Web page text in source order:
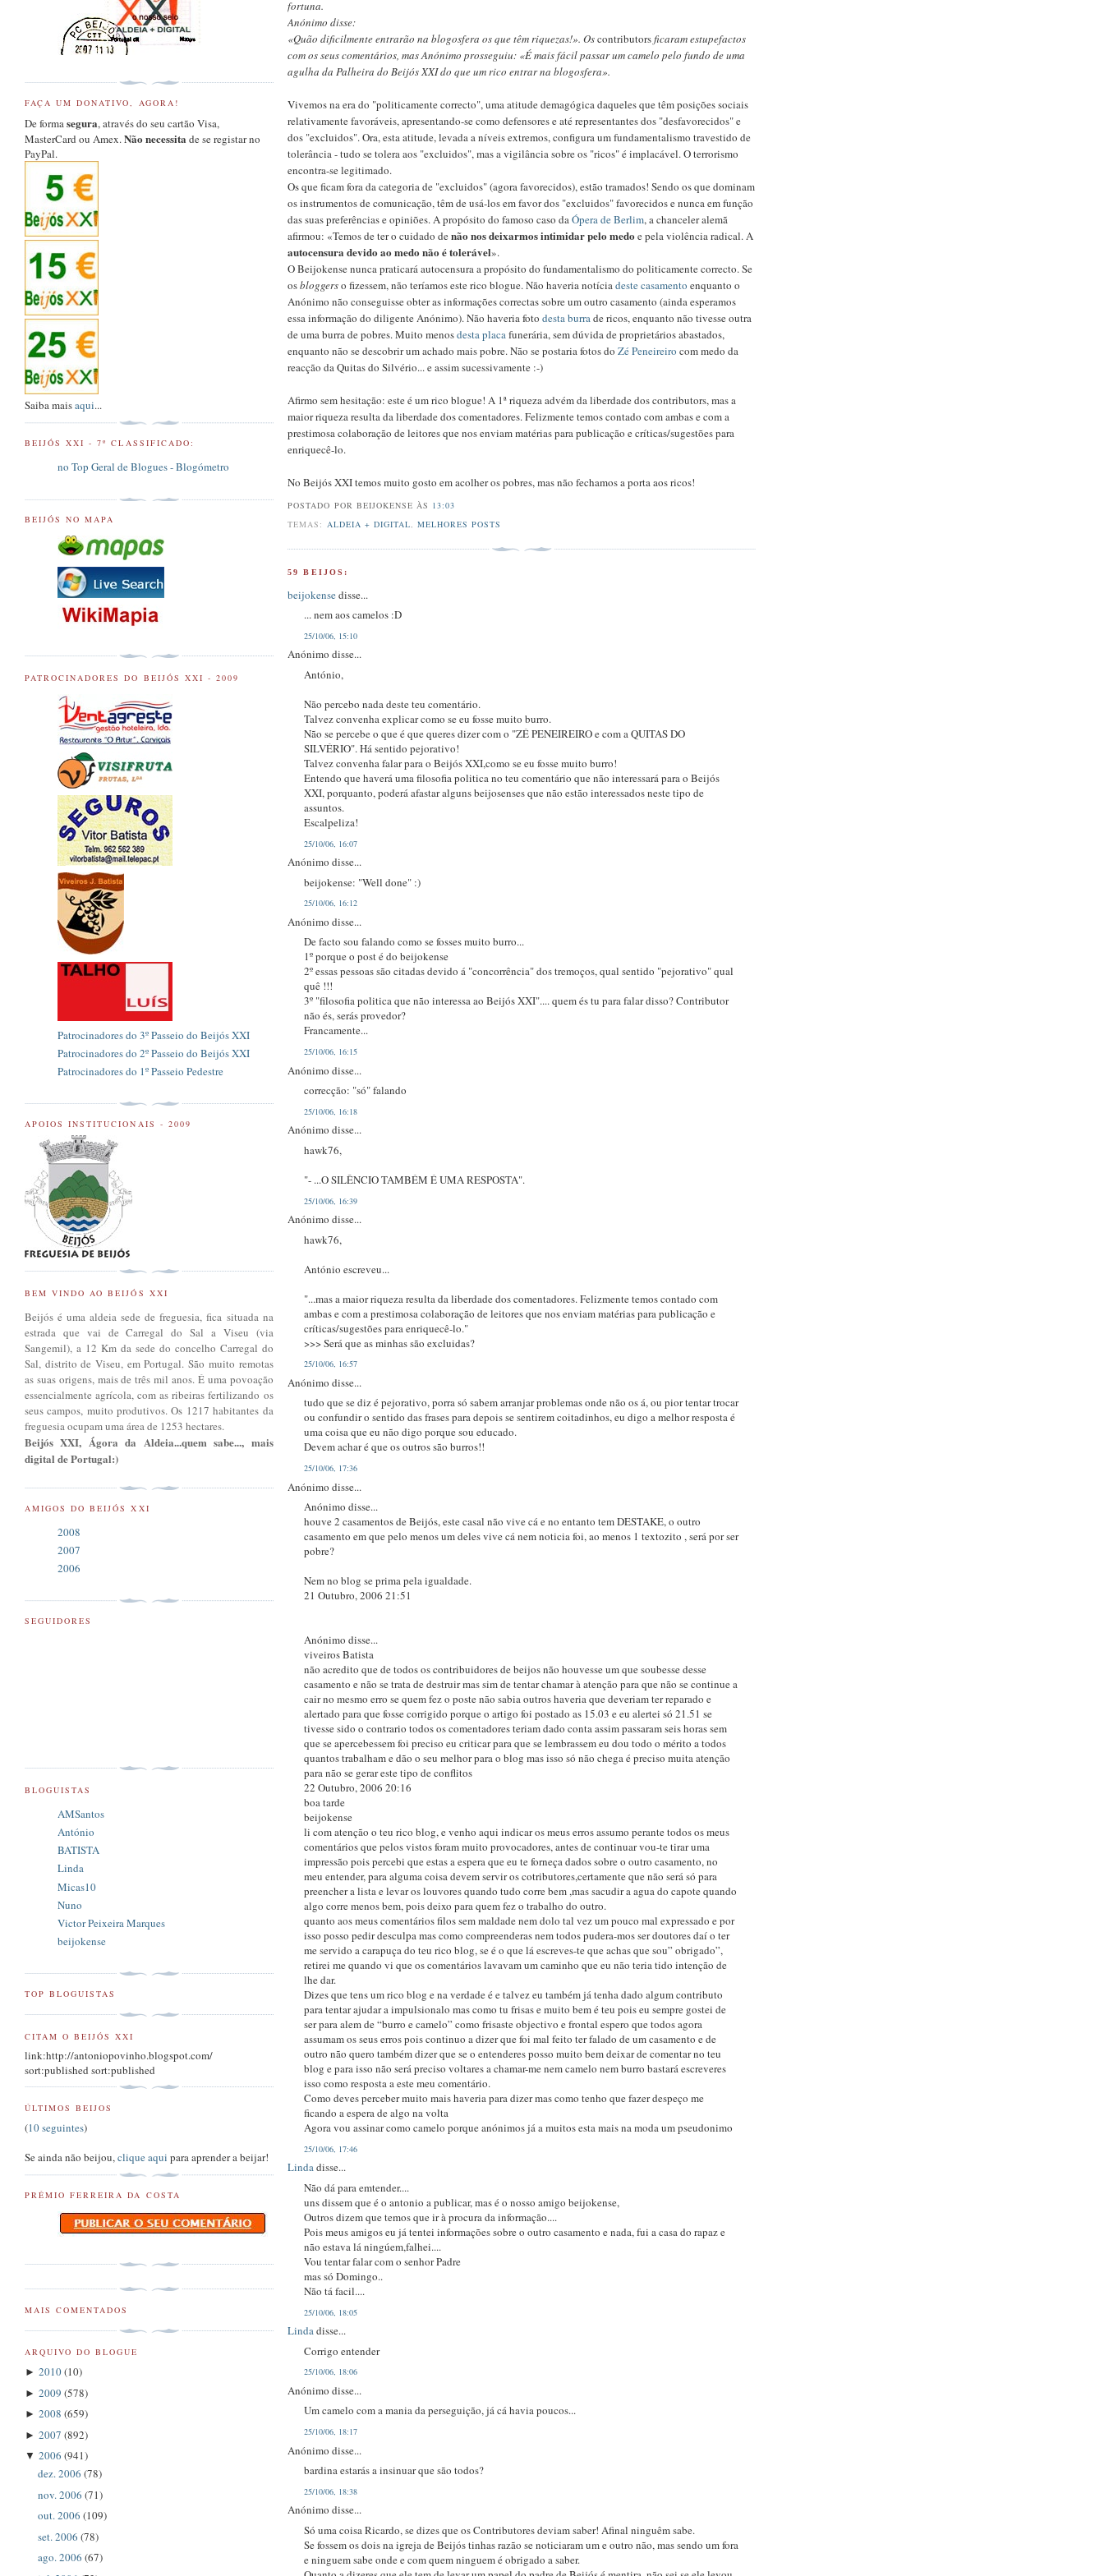
fortuna.
Anónimo disse:
«Quão dificilmente entrarão na blogosfera os que têm riquezas!». Oscontributorsficaram estupefactos
com os seus comentários, mas Anónimo prosseguiu: «É mais fácil passar um camelo pelo fundo de uma
agulha da Palheira do Beijós XXI do que um rico entrar na blogosfera».
Vivemos na era do "politicamente correcto", uma atitude demagógica daqueles que têm posições sociais
relativamente favoráveis, apresentando-se como defensores e até representantes dos "desfavorecidos" e
dos "excluidos". Ora, esta atitude, levada a níveis extremos, configura um fundamentalismo travestido de
tolerância - tudo se tolera aos "excluidos", mas a vigilância sobre os "ricos" é implacável. O terrorismo
encontra-se legitimado.
Os que ficam fora da categoria de "excluidos" (agora favorecidos), estão tramados! Sendo os que dominam
os instrumentos de comunicação, têm de usá-los em favor dos "excluidos" favorecidos e nunca em função
das suas preferências e opiniões. A propósito do famoso caso daÓpera de Berlim, a chanceler alemã
afirmou: «Temos de ter o cuidado denão nos deixarmos intimidar pelo medo e pela violência radical. A
autocensura devido ao medo não é tolerável».
O Beijokense nunca praticará autocensura a propósito do fundamentalismo do politicamente correcto. Se
osbloggerso fizessem, não teríamos este rico blogue. Não haveria notíciadeste casamento enquanto o
Anónimo não conseguisse obter as informações correctas sobre um outro casamento (ainda esperamos
essa informação do diligente Anónimo). Não haveria fotodesta burrade ricos, enquanto não tivesse outra
de uma burra de pobres. Muito menosdesta placafunerária, sem dúvida de proprietários abastados,
enquanto não se descobrir um achado mais pobre. Não se postaria fotos doZé Peneireiro com medo da
reacção da Quitas do Silvério... e assim sucessivamente :-)
Afirmo sem hesitação: este é um rico blogue! A 1ª riqueza advém da liberdade dos contributors, mas a
maior riqueza resulta da liberdade dos comentadores. Felizmente temos contado com ambas e com a
prestimosa colaboração de leitores que nos enviam matérias para publicação e críticas/sugestões para
enriquecê-lo.
No Beijós XXI temos muito gosto em acolher os pobres, mas não fechamos a porta aos ricos!
POSTADO POR BEIJOKENSE ÀS 13:03
TEMAS: ALDEIA + DIGITAL, MELHORES POSTS
59 BEIJOS:
beijokensedisse...
... nem aos camelos :D
25/10/06, 15:10
Anónimo disse...
António,
Não percebo nada deste teu comentário.
Talvez convenha explicar como se eu fosse muito burro.
Não se percebe o que é que queres dizer com o "ZÉ PENEIREIRO e com a QUITAS DO
SILVÉRIO". Há sentido pejorativo!
Talvez convenha falar para o Beijós XXI,como se eu fosse muito burro!
Entendo que haverá uma filosofia politica no teu comentário que não interessará para o Beijós
XXI, porquanto, poderá afastar alguns beijosenses que não estão interessados neste tipo de
assuntos.
Escalpeliza!
25/10/06, 16:07
Anónimo disse...
beijokense: "Well done" :)
25/10/06, 16:12
Anónimo disse...
De facto sou falando como se fosses muito burro...
1º porque o post é do beijokense
2º essas pessoas são citadas devido á "concorrência" dos tremoços, qual sentido "pejorativo" qual
quê !!!
3º "filosofia politica que não interessa ao Beijós XXI".... quem és tu para falar disso? Contributor
não és, serás provedor?
Francamente...
25/10/06, 16:15
Anónimo disse...
correcção: "só" falando
25/10/06, 16:18
Anónimo disse...
hawk76,
"- ...O SILÊNCIO TAMBÉM É UMA RESPOSTA".
25/10/06, 16:39
Anónimo disse...
hawk76,
António escreveu...
"...mas a maior riqueza resulta da liberdade dos comentadores. Felizmente temos contado com
ambas e com a prestimosa colaboração de leitores que nos enviam matérias para publicação e
críticas/sugestões para enriquecê-lo."
>>> Será que as minhas são excluidas?
25/10/06, 16:57
Anónimo disse...
tudo que se diz é pejorativo, porra só sabem arranjar problemas onde não os á, ou pior tentar trocar
ou confundir o sentido das frases para depois se sentirem coitadinhos, eu digo a melhor resposta é
uma coisa que eu não digo porque sou educado.
Devem achar é que os outros são burros!!
25/10/06, 17:36
Anónimo disse...
Anónimo disse...
houve 2 casamentos de Beijós, este casal não vive cá e no entanto tem DESTAKE, o outro
casamento em que pelo menos um deles vive cá nem noticia foi, ao menos 1 textozito , será por ser
pobre?
Nem no blog se prima pela igualdade.
21 Outubro, 2006 21:51
Anónimo disse...
viveiros Batista
não acredito que de todos os contribuidores de beijos não houvesse um que soubesse desse
casamento e não se trata de destruir mas sim de tentar chamar à atenção para que não se continue a
cair no mesmo erro se quem fez o poste não sabia outros haveria que deveriam ter reparado e
alertado para que fosse corrigido porque o artigo foi postado as 15.03 e eu alertei só 21.51 se
tivesse sido o contrario todos os comentadores teriam dado conta assim passaram seis horas sem
que se apercebessem foi preciso eu criticar para que se lembrassem eu dou todo o mérito a todos
quantos trabalham e dão o seu melhor para o blog mas isso só não chega é preciso muita atenção
para não se gerar este tipo de conflitos
22 Outubro, 2006 20:16
boa tarde
beijokense
li com atenção o teu rico blog, e venho aqui indicar os meus erros assumo perante todos os meus
comentários que pelos vistos foram muito provocadores, antes de continuar vou-te tirar uma
impressão pois percebi que estas a espera que eu te forneça dados sobre o outro casamento, no
meu entender, para alguma coisa devem servir os cotributores,certamente que não será só para
preencher a lista e levar os louvores quando tudo corre bem ,mas sacudir a agua do capote quando
algo corre menos bem, pois deixo para quem fez o trabalho do outro.
quanto aos meus comentários filos sem maldade nem dolo tal vez um pouco mal expressado e por
isso posso pedir desculpa mas como compreenderas nem todos pudera-mos ser doutores daí o ter
me servido a carapuça do teu rico blog, se é o que lá escreves-te que achas que sou” obrigado”,
retirei me quando vi que os comentários lavavam um caminho que eu não teria tido intenção de
lhe dar.
Dizes que tens um rico blog e na verdade é e talvez eu também já tenha dado algum contributo
para tentar ajudar a impulsionalo mas como tu frisas e muito bem é teu pois eu sempre gostei de
ser para alem de “burro e camelo” como frisaste objectivo e frontal espero que todos agora
assumam os seus erros pois continuo a dizer que foi mal feito ter falado de um casamento e de
outro não quero também dizer que se o entenderes posso muito bem deixar de comentar no teu
blog e para isso não será preciso voltares a chamar-me nem camelo nem burro bastará escreveres
isso como resposta a este meu comentário.
Como deves perceber muito mais haveria para dizer mas como tenho que fazer despeço me
ficando a espera de algo na volta
Agora vou assinar como camelo porque anónimos já a muitos esta mais na moda um pseudonimo
25/10/06, 17:46
Lindadisse...
Não dá para emtender....
uns dissem que é o antonio a publicar, mas é o nosso amigo beijokense,
Outros dizem que temos que ir à procura da informação....
Pois meus amigos eu já tentei informações sobre o outro casamento e nada, fui a casa do rapaz e
não estava lá ningúem,falhei....
Vou tentar falar com o senhor Padre
mas só Domingo..
Não tá facil....
25/10/06, 18:05
Lindadisse...
Corrigo entender
25/10/06, 18:06
Anónimo disse...
Um camelo com a mania da perseguição, já cá havia poucos...
25/10/06, 18:17
Anónimo disse...
bardina estarás a insinuar que são todos?
25/10/06, 18:38
Anónimo disse...
Só uma coisa Ricardo, se dizes que os Contributores deviam saber! Afinal ninguêm sabe.
Se fossem os dois na igreja de Beijós tinhas razão se noticiaram um e outro não, mas sendo um fora
e ninguem sabe onde e com quem ninguem é obrigado a saber.
FAÇA UM DONATIVO, AGORA!
De formasegura, através do seu cartão Visa,
MasterCard ou Amex.Não necessita de se registar no
PayPal.
Saiba maisaqui...
BEIJÓS XXI - 7º CLASSIFICADO:
no Top Geral de Blogues - Blogómetro
BEIJÓS NO MAPA
PATROCINADORES DO BEIJÓS XXI - 2009
Patrocinadores do 3º Passeio do Beijós XXI
Patrocinadores do 2º Passeio do Beijós XXI
Patrocinadores do 1º Passeio Pedestre
APOIOS INSTITUCIONAIS - 2009
BEM VINDO AO BEIJÓS XXI
Beijós é uma aldeia sede de freguesia, fica situada na
estrada que vai de Carregal do Sal a Viseu (via
Sangemil), a 12 Km da sede do concelho Carregal do
Sal, distrito de Viseu, em Portugal. São muito remotas
as suas origens, mais de três mil anos. É uma povoação
essencialmente agrícola, com as ribeiras fertilizando os
seus campos, muito produtivos. Os 1217 habitantes da
freguesia ocupam uma área de 1253 hectares.
Beijós XXI, Ágora da Aldeia...quem sabe..., mais
digital de Portugal:)
AMIGOS DO BEIJÓS XXI
2008
2007
2006
SEGUIDORES
BLOGUISTAS
AMSantos
António
BATISTA
Linda
Micas10
Nuno
Victor Peixeira Marques
beijokense
TOP BLOGUISTAS
CITAM O BEIJÓS XXI
link:http://antoniopovinho.blogspot.com/
sort:published sort:published
ÚLTIMOS BEIJOS
(10 seguintes)
Se ainda não beijou,clique aqui para aprender a beijar!
PRÉMIO FERREIRA DA COSTA
MAIS COMENTADOS
ARQUIVO DO BLOGUE
► 2010(10)
► 2009 (578)
► 2008 (659)
► 2007 (892)
▼ 2006 (941)
dez. 2006 (78)
nov. 2006 (71)
out. 2006 (109)
set. 2006 (78)
ago. 2006 (67)